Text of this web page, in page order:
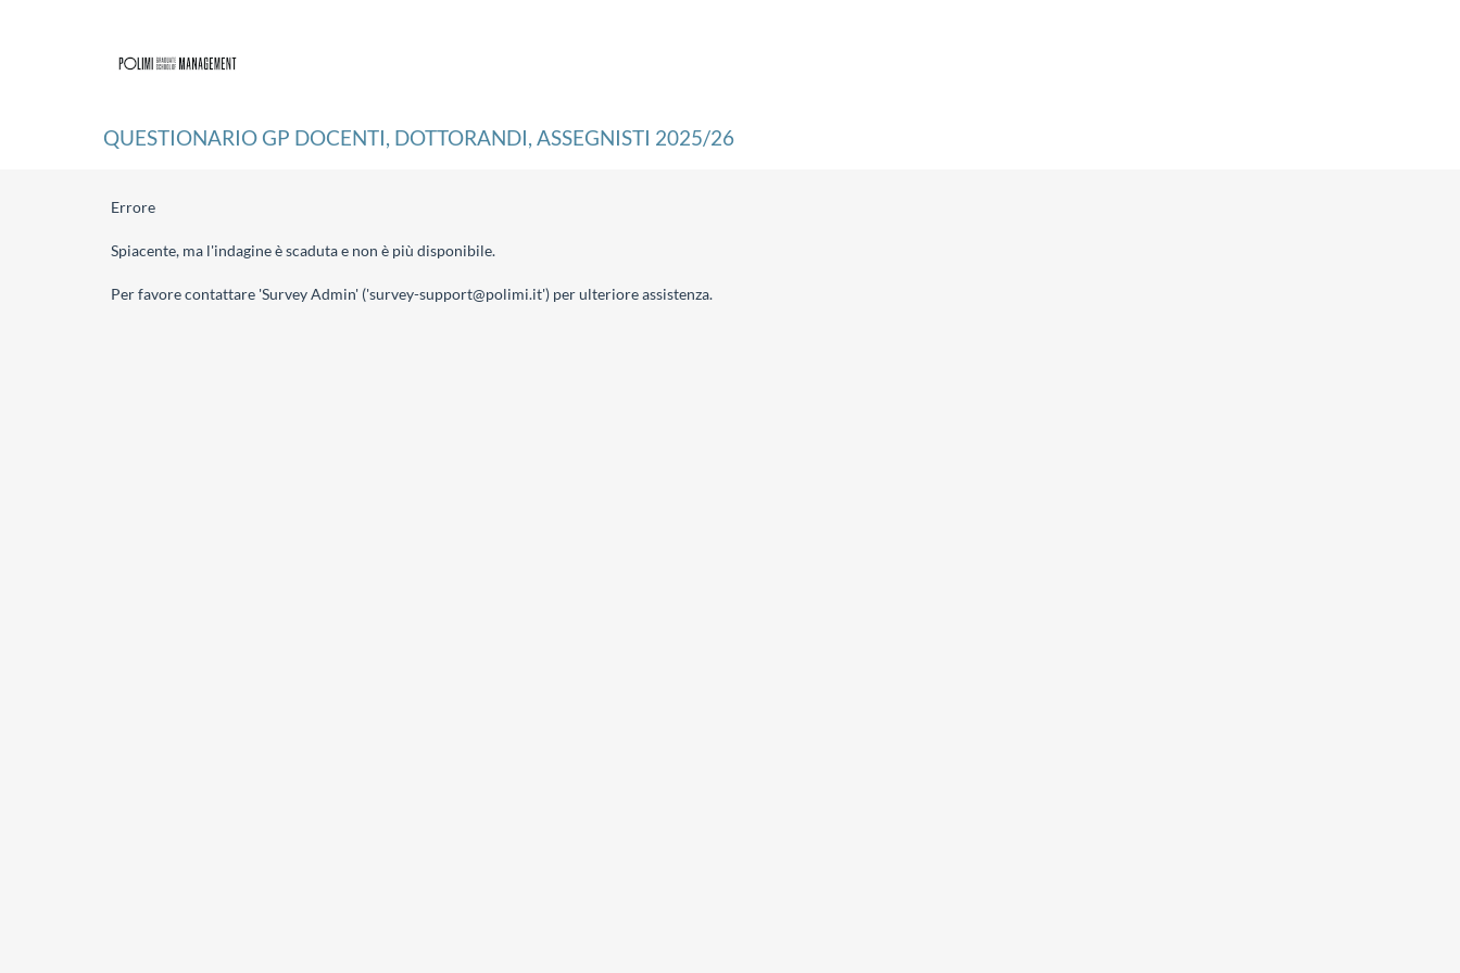
QUESTIONARIO GP DOCENTI, DOTTORANDI, ASSEGNISTI 2025/26
Errore
Spiacente, ma l'indagine è scaduta e non è più disponibile.
Per favore contattare 'Survey Admin' ('survey-support@polimi.it') per ulteriore assistenza.